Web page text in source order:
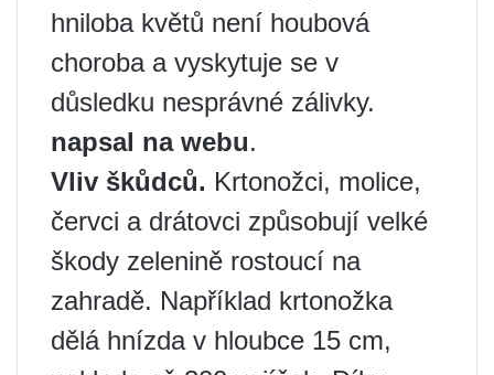
hniloba květů není houbová
choroba a vyskytuje se v
důsledku nesprávné zálivky.
napsal na webu.
Vliv škůdců. Krtonožci, molice,
červci a drátovci způsobují velké
škody zelenině rostoucí na
zahradě. Například krtonožka
dělá hnízda v hloubce 15 cm,